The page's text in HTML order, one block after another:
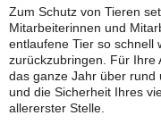
Zum Schutz von Tieren
Mitarbeiterinnen und
entlaufene Tier so schnell
zurückzubringen. Für Ihre
das ganze Jahr über rund
und die Sicherheit Ihres
allererster Stelle.